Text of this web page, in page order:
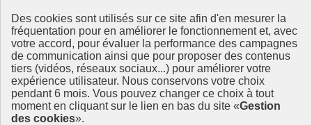
Des cookies sont utilisés sur ce site afin d'en mesurer la
fréquentation pour en améliorer le fonctionnement et, avec
votre accord, pour évaluer la performance des campagnes
de communication ainsi que pour proposer des contenus
tiers (vidéos, réseaux sociaux...) pour améliorer votre
expérience utilisateur. Nous conservons votre choix
pendant 6 mois. Vous pouvez changer ce choix à tout
moment en cliquant sur le lien en bas du site «Gestion
des cookies».